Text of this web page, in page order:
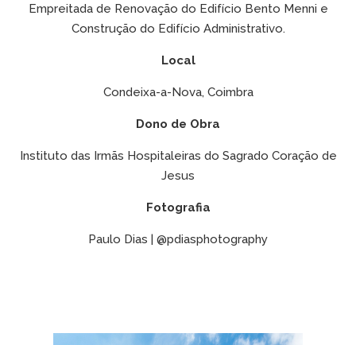
Empreitada de Renovação do Edifício Bento Menni e
Construção do Edifício Administrativo.
Local
Condeixa-a-Nova, Coimbra
Dono de Obra
Instituto das Irmãs Hospitaleiras do Sagrado Coração de
Jesus
Fotografia
Paulo Dias | @pdiasphotography